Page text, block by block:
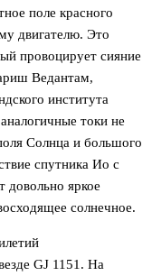
поле красного
двигателю. Это
провоцирует сияние
Ведантам,
института
токи не
Солнца и большого
спутника Ио с
яркое
солнечное.
GJ 1151. На